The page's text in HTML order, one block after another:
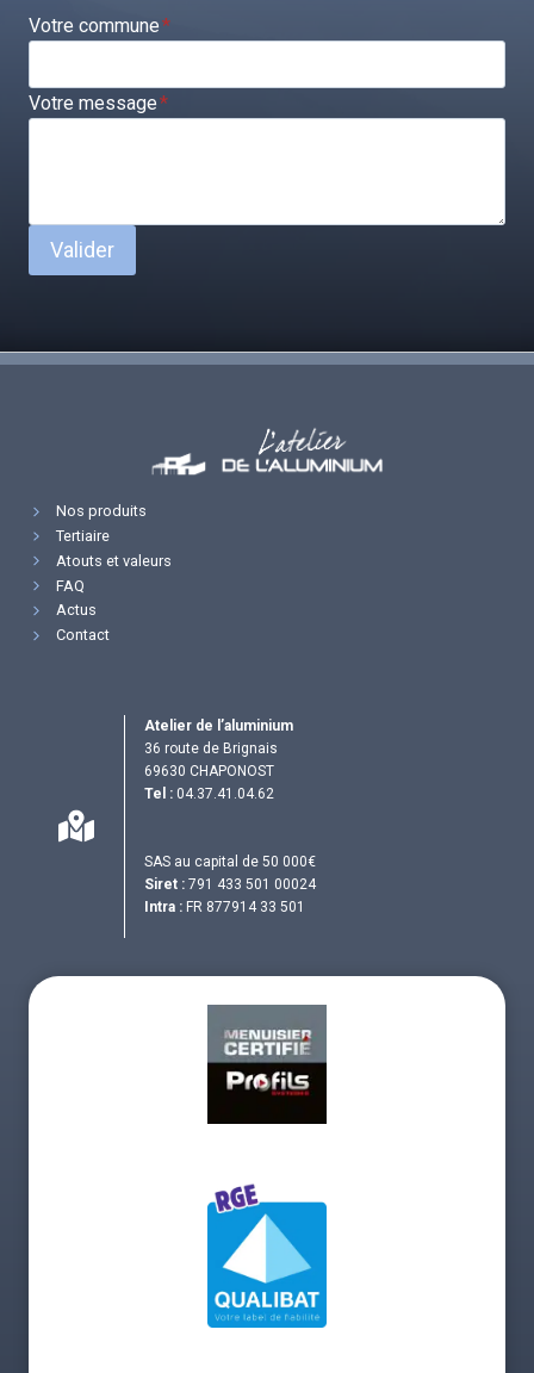
Votre commune*
Votre message*
Valider
Nos produits
Tertiaire
Atouts et valeurs
FAQ
Actus
Contact
Atelier de l’aluminium
36 route de Brignais
69630 CHAPONOST
Tel : 04.37.41.04.62
SAS au capital de 50 000€
Siret : 791 433 501 00024
Intra : FR 877914 33 501